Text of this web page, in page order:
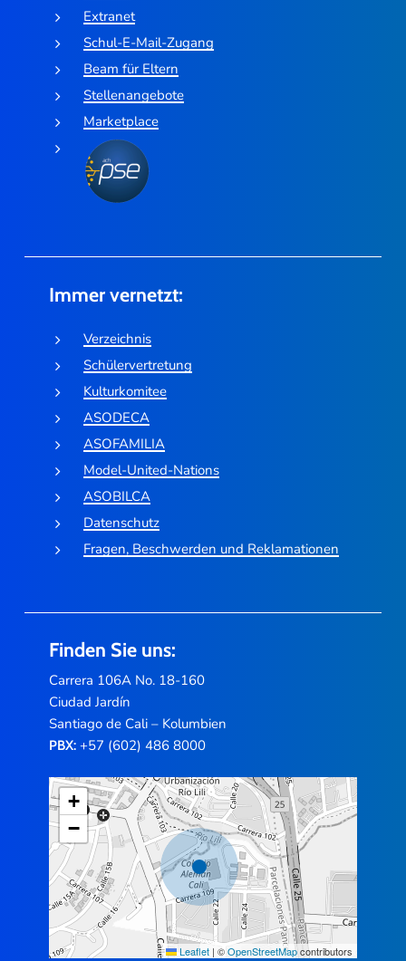
Extranet
Schul-E-Mail-Zugang
Beam für Eltern
Stellenangebote
Marketplace
Immer vernetzt:
Verzeichnis
Schülervertretung
Kulturkomitee
ASODECA
ASOFAMILIA
Model-United-Nations
ASOBILCA
Datenschutz
Fragen, Beschwerden und Reklamationen
Finden Sie uns:
Carrera 106A No. 18-160
Ciudad Jardín
Santiago de Cali – Kolumbien
PBX:+57 (602) 486 8000
+
−
Leaflet | ©OpenStreetMapcontributors